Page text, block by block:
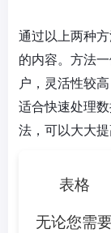
通过以上两种
的内容。方法
户，灵活性较
适合快速处理
法，可以大大提
表格
无论您需